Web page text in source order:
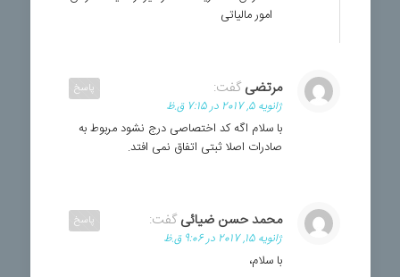
امور مالیاتی
مرتضی گفت:
ژانویه 5, 2017 در 7:15 ق.ظ
با سلام اگه کد اختصاصی درج نشود مربوط به
صادرات اصلا ثبتی اتفاق نمی افتد.
پاسخ
محمد حسن ضیائی گفت:
ژانویه 15, 2017 در 9:06 ق.ظ
با سلام،
پاسخ